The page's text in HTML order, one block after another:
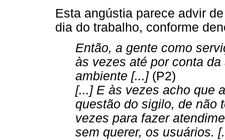
Esta angústia parece advir
dia do trabalho, conforme
Então, a gente como
às vezes até por conta
ambiente [...](P2)
[...] E às vezes acho que
questão do sigilo, de não
vezes para fazer
sem querer, os usuários.